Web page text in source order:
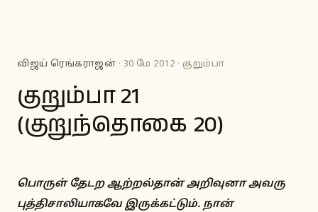
விஜய் ரெங்கராஜன்· 30 மே 2012 · குறும்பா
குறும்பா 21
(குறுந்தொகை 20)
பொருள் தேடற ஆற்றல்தான் அறிவுனா அவரு
புத்திசாலியாகவே இருக்கட்டும். நான்